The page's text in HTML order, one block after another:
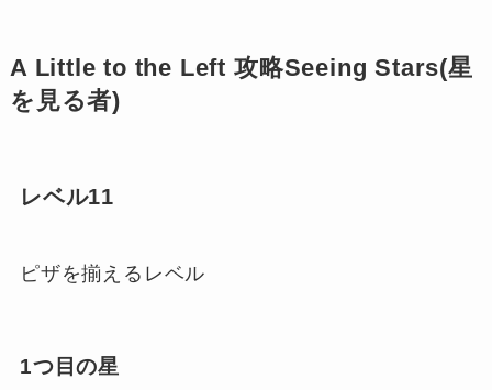
A Little to the Left 攻略Seeing Stars(星
を見る者)
レベル11
ピザを揃えるレベル
1つ目の星